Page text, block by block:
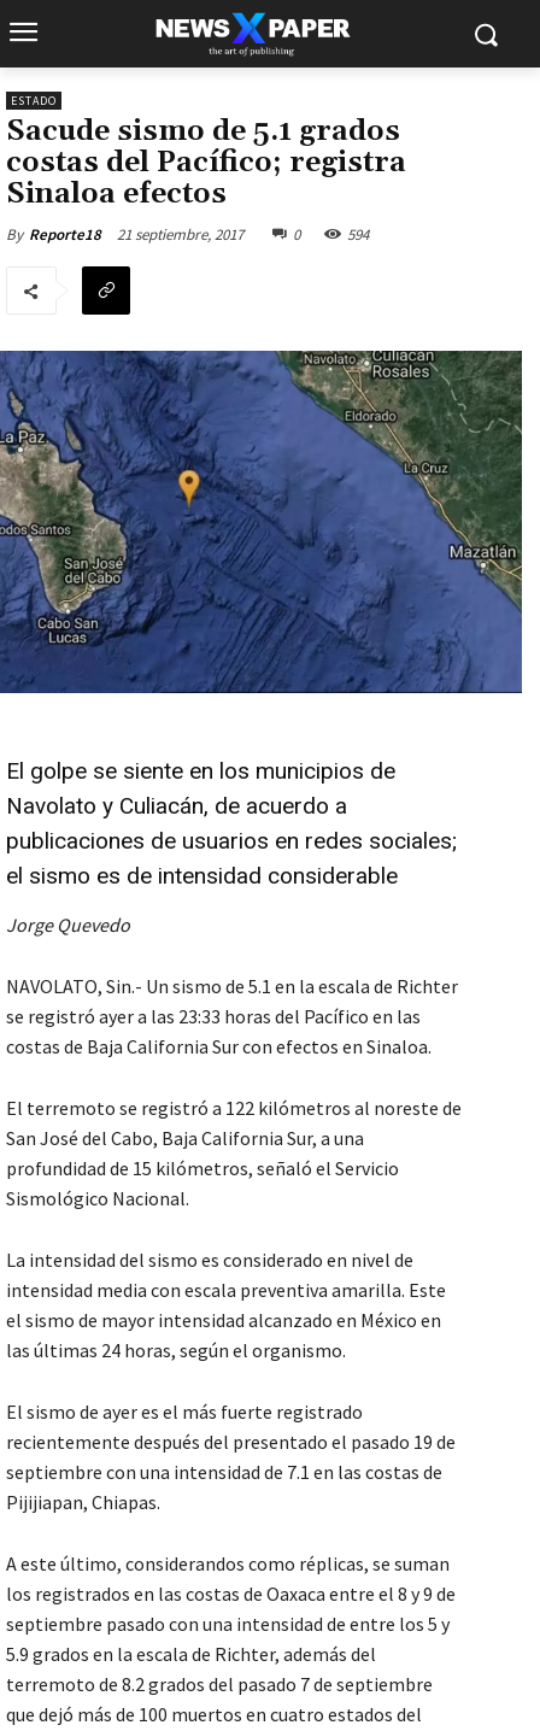
ESTADO
Sacude sismo de 5.1 grados
costas del Pacífico; registra
Sinaloa efectos
By Reporte18 21 septiembre, 2017 0 594
El golpe se siente en los municipios de
Navolato y Culiacán, de acuerdo a
publicaciones de usuarios en redes sociales;
el sismo es de intensidad considerable
Jorge Quevedo
NAVOLATO, Sin.- Un sismo de 5.1 en la escala de Richter
se registró ayer a las 23:33 horas del Pacífico en las
costas de Baja California Sur con efectos en Sinaloa.
El terremoto se registró a 122 kilómetros al noreste de
San José del Cabo, Baja California Sur, a una
profundidad de 15 kilómetros, señaló el Servicio
Sismológico Nacional.
La intensidad del sismo es considerado en nivel de
intensidad media con escala preventiva amarilla. Este
el sismo de mayor intensidad alcanzado en México en
las últimas 24 horas, según el organismo.
El sismo de ayer es el más fuerte registrado
recientemente después del presentado el pasado 19 de
septiembre con una intensidad de 7.1 en las costas de
Pijijiapan, Chiapas.
A este último, considerandos como réplicas, se suman
los registrados en las costas de Oaxaca entre el 8 y 9 de
septiembre pasado con una intensidad de entre los 5 y
5.9 grados en la escala de Richter, además del
terremoto de 8.2 grados del pasado 7 de septiembre
que dejó más de 100 muertos en cuatro estados del